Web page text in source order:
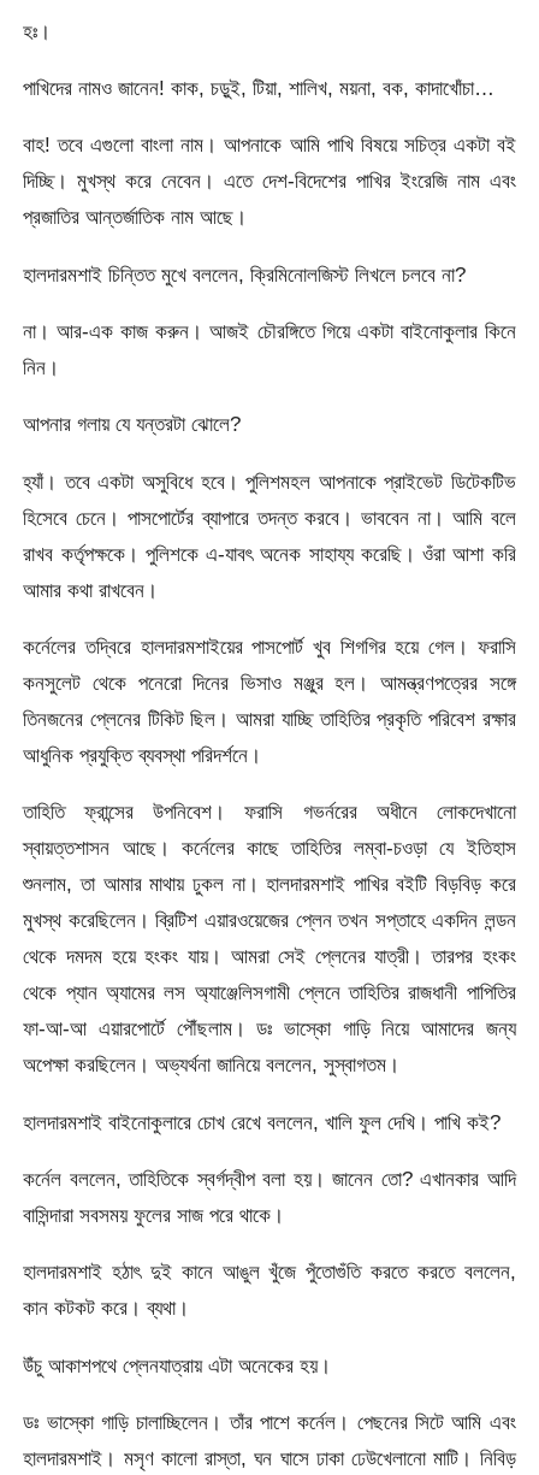
হঃ।
পাখিদের নামও জানেন! কাক, চড়ুই, টিয়া, শালিখ, ময়না, বক, কাদাখোঁচা…
বাহ! তবে এগুলো বাংলা নাম। আপনাকে আমি পাখি বিষয়ে সচিত্র একটা বই
দিচ্ছি। মুখস্থ করে নেবেন। এতে দেশ-বিদেশের পাখির ইংরেজি নাম এবং
প্রজাতির আন্তর্জাতিক নাম আছে।
হালদারমশাই চিন্তিত মুখে বললেন, ক্রিমিনোলজিস্ট লিখলে চলবে না?
না। আর-এক কাজ করুন। আজই চৌরঙ্গিতে গিয়ে একটা বাইনোকুলার কিনে
নিন।
আপনার গলায় যে যন্তরটা ঝোলে?
হ্যাঁ। তবে একটা অসুবিধে হবে। পুলিশমহল আপনাকে প্রাইভেট ডিটেকটিভ
হিসেবে চেনে। পাসপোর্টের ব্যাপারে তদন্ত করবে। ভাববেন না। আমি বলে
রাখব কর্তৃপক্ষকে। পুলিশকে এ-যাবৎ অনেক সাহায্য করেছি। ওঁরা আশা করি
আমার কথা রাখবেন।
কর্নেলের তদ্বিরে হালদারমশাইয়ের পাসপোর্ট খুব শিগগির হয়ে গেল। ফরাসি
কনসুলেট থেকে পনেরো দিনের ভিসাও মঞ্জুর হল। আমন্ত্রণপত্রের সঙ্গে
তিনজনের প্লেনের টিকিট ছিল। আমরা যাচ্ছি তাহিতির প্রকৃতি পরিবেশ রক্ষার
আধুনিক প্রযুক্তি ব্যবস্থা পরিদর্শনে।
তাহিতি ফ্রান্সের উপনিবেশ। ফরাসি গভর্নরের অধীনে লোকদেখানো
স্বায়ত্তশাসন আছে। কর্নেলের কাছে তাহিতির লম্বা-চওড়া যে ইতিহাস
শুনলাম, তা আমার মাথায় ঢুকল না। হালদারমশাই পাখির বইটি বিড়বিড় করে
মুখস্থ করেছিলেন। ব্রিটিশ এয়ারওয়েজের প্লেন তখন সপ্তাহে একদিন লন্ডন
থেকে দমদম হয়ে হংকং যায়। আমরা সেই প্লেনের যাত্রী। তারপর হংকং
থেকে প্যান অ্যামের লস অ্যাঞ্জেলিসগামী প্লেনে তাহিতির রাজধানী পাপিতির
ফা-আ-আ এয়ারপোর্টে পৌঁছলাম। ডঃ ভাস্কো গাড়ি নিয়ে আমাদের জন্য
অপেক্ষা করছিলেন। অভ্যর্থনা জানিয়ে বললেন, সুস্বাগতম।
হালদারমশাই বাইনোকুলারে চোখ রেখে বললেন, খালি ফুল দেখি। পাখি কই?
কর্নেল বললেন, তাহিতিকে স্বর্গদ্বীপ বলা হয়। জানেন তো? এখানকার আদি
বাসিন্দারা সবসময় ফুলের সাজ পরে থাকে।
হালদারমশাই হঠাৎ দুই কানে আঙুল খুঁজে পুঁতোগুঁতি করতে করতে বললেন,
কান কটকট করে। ব্যথা।
উঁচু আকাশপথে প্লেনযাত্রায় এটা অনেকের হয়।
ডঃ ভাস্কো গাড়ি চালাচ্ছিলেন। তাঁর পাশে কর্নেল। পেছনের সিটে আমি এবং
হালদারমশাই। মসৃণ কালো রাস্তা, ঘন ঘাসে ঢাকা ঢেউখেলানো মাটি। নিবিড়